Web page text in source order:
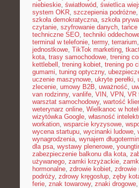
niebieskie, światłowód, świetlica
system OKR, szczepienia podróżne,
szkoła demokratyczna, szkoła
czytanie, szyfrowanie danych, tańce
techniczne SEO, techniki
terminal w telefonie, termy, terrarium,
jednostkowe, TikTok marketing,
kota, trasy samochodowe, trening
kettlebell , trening kobiet, trening po
gumami, tuning optyczny,
uczenie maszynowe, ukryte perełki,
zlecenie, umowy B2B, uważność,
van rodzinny, vanlife, VIN, VPN, VR
warsztat samochodowy, wartość
weterynarz online, Wielkanoc w
wizytówka Google, własność
workation, wsparcie kryzysowe,
wycena startupu, wycinanki ludowe,
wynagrodzenia, wynajem
dla psa, wystawy plenerowe,
zabezpieczenie balkonu dla kota,
używanego, zamki krzyżackie,
hormonalne, zdrowie kobiet, zdrowie
podróży, zdrowy kręgosłup, zęby
ferie, znak towarowy, znaki drogowe,